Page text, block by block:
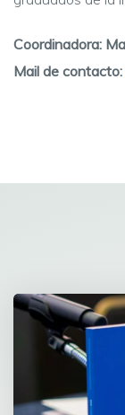
Coordinadora:
Mail de contacto: